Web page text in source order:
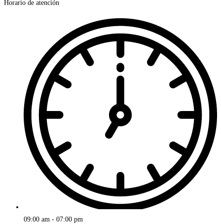
Horario de atención
09:00 am - 07:00 pm